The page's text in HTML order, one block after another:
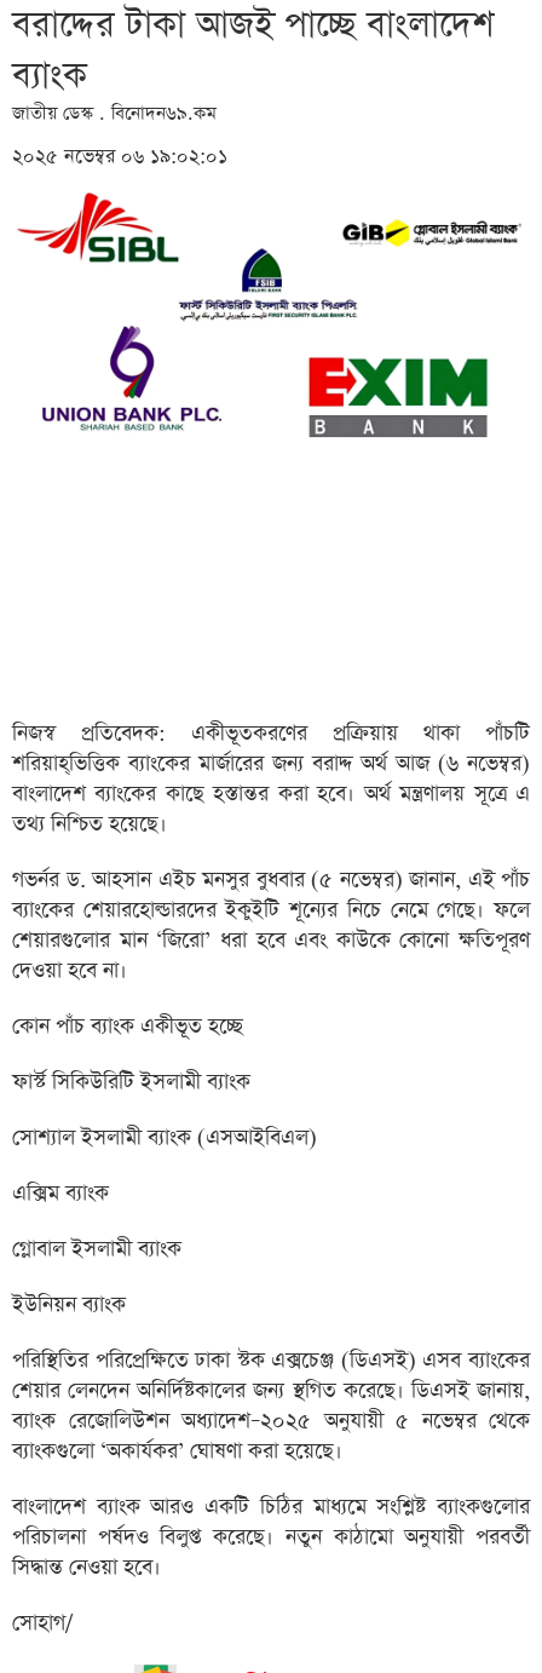
বরাদ্দের টাকা আজই পাচ্ছে বাংলাদেশ
ব্যাংক
জাতীয় ডেস্ক . বিনোদন৬৯.কম
২০২৫ নভেম্বর ০৬ ১৯:০২:০১
নিজস্ব প্রতিবেদক: একীভূতকরণের প্রক্রিয়ায় থাকা পাঁচটি
শরিয়াহ্‌ভিত্তিক ব্যাংকের মার্জারের জন্য বরাদ্দ অর্থ আজ (৬ নভেম্বর)
বাংলাদেশ ব্যাংকের কাছে হস্তান্তর করা হবে। অর্থ মন্ত্রণালয় সূত্রে এ
তথ্য নিশ্চিত হয়েছে।
গভর্নর ড. আহসান এইচ মনসুর বুধবার (৫ নভেম্বর) জানান, এই পাঁচ
ব্যাংকের শেয়ারহোল্ডারদের ইকুইটি শূন্যের নিচে নেমে গেছে। ফলে
শেয়ারগুলোর মান ‘জিরো’ ধরা হবে এবং কাউকে কোনো ক্ষতিপূরণ
দেওয়া হবে না।
কোন পাঁচ ব্যাংক একীভূত হচ্ছে
ফার্স্ট সিকিউরিটি ইসলামী ব্যাংক
সোশ্যাল ইসলামী ব্যাংক (এসআইবিএল)
এক্সিম ব্যাংক
গ্লোবাল ইসলামী ব্যাংক
ইউনিয়ন ব্যাংক
পরিস্থিতির পরিপ্রেক্ষিতে ঢাকা স্টক এক্সচেঞ্জ (ডিএসই) এসব ব্যাংকের
শেয়ার লেনদেন অনির্দিষ্টকালের জন্য স্থগিত করেছে। ডিএসই জানায়,
ব্যাংক রেজোলিউশন অধ্যাদেশ–২০২৫ অনুযায়ী ৫ নভেম্বর থেকে
ব্যাংকগুলো ‘অকার্যকর’ ঘোষণা করা হয়েছে।
বাংলাদেশ ব্যাংক আরও একটি চিঠির মাধ্যমে সংশ্লিষ্ট ব্যাংকগুলোর
পরিচালনা পর্ষদও বিলুপ্ত করেছে। নতুন কাঠামো অনুযায়ী পরবর্তী
সিদ্ধান্ত নেওয়া হবে।
সোহাগ/